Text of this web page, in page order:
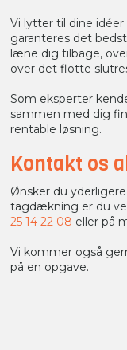
Vi lytter til dine
garanteres det
læne dig tilbage,
over det flotte
Som eksperter
sammen med dig
rentable løsning.
Kontakt os
Ønsker du
tagdækning er du
25 14 22 08 eller på
Vi kommer også
på en opgave.​